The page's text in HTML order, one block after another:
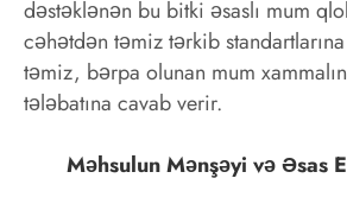
dəstəklənən bu bitki əsaslı mum
cəhətdən təmiz tərkib
təmiz, bərpa olunan mum
tələbatına cavab verir.
Məhsulun Mənşəyi və Əsas